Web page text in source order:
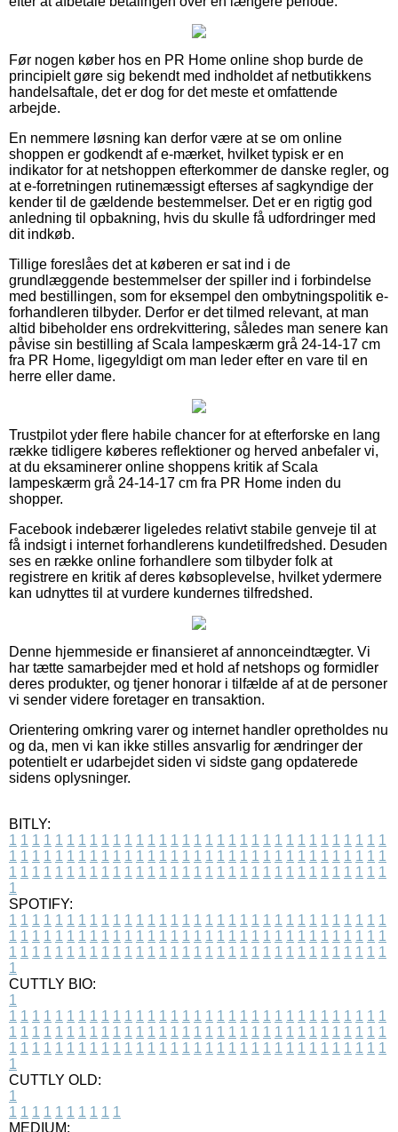
Før nogen køber hos en PR Home online shop burde de
principielt gøre sig bekendt med indholdet af netbutikkens
handelsaftale, det er dog for det meste et omfattende
arbejde.
En nemmere løsning kan derfor være at se om online
shoppen er godkendt af e-mærket, hvilket typisk er en
indikator for at netshoppen efterkommer de danske regler, og
at e-forretningen rutinemæssigt efterses af sagkyndige der
kender til de gældende bestemmelser. Det er en rigtig god
anledning til opbakning, hvis du skulle få udfordringer med
dit indkøb.
Tillige foreslåes det at køberen er sat ind i de
grundlæggende bestemmelser der spiller ind i forbindelse
med bestillingen, som for eksempel den ombytningspolitik e-
forhandleren tilbyder. Derfor er det tilmed relevant, at man
altid bibeholder ens ordrekvittering, således man senere kan
påvise sin bestilling af Scala lampeskærm grå 24-14-17 cm
fra PR Home, ligegyldigt om man leder efter en vare til en
herre eller dame.
Trustpilot yder flere habile chancer for at efterforske en lang
række tidligere køberes reflektioner og herved anbefaler vi,
at du eksaminerer online shoppens kritik af Scala
lampeskærm grå 24-14-17 cm fra PR Home inden du
shopper.
Facebook indebærer ligeledes relativt stabile genveje til at
få indsigt i internet forhandlerens kundetilfredshed. Desuden
ses en række online forhandlere som tilbyder folk at
registrere en kritik af deres købsoplevelse, hvilket ydermere
kan udnyttes til at vurdere kundernes tilfredshed.
Denne hjemmeside er finansieret af annonceindtægter. Vi
har tætte samarbejder med et hold af netshops og formidler
deres produkter, og tjener honorar i tilfælde af at de personer
vi sender videre foretager en transaktion.
Orientering omkring varer og internet handler opretholdes nu
og da, men vi kan ikke stilles ansvarlig for ændringer der
potentielt er udarbejdet siden vi sidste gang opdaterede
sidens oplysninger.
BITLY:
1 1 1 1 1 1 1 1 1 1 1 1 1 1 1 1 1 1 1 1 1 1 1 1 1 1 1 1 1 1 1 1 1
1 1 1 1 1 1 1 1 1 1 1 1 1 1 1 1 1 1 1 1 1 1 1 1 1 1 1 1 1 1 1 1 1
1 1 1 1 1 1 1 1 1 1 1 1 1 1 1 1 1 1 1 1 1 1 1 1 1 1 1 1 1 1 1 1 1
1
SPOTIFY:
1 1 1 1 1 1 1 1 1 1 1 1 1 1 1 1 1 1 1 1 1 1 1 1 1 1 1 1 1 1 1 1 1
1 1 1 1 1 1 1 1 1 1 1 1 1 1 1 1 1 1 1 1 1 1 1 1 1 1 1 1 1 1 1 1 1
1 1 1 1 1 1 1 1 1 1 1 1 1 1 1 1 1 1 1 1 1 1 1 1 1 1 1 1 1 1 1 1 1
1
CUTTLY BIO:
1
1 1 1 1 1 1 1 1 1 1 1 1 1 1 1 1 1 1 1 1 1 1 1 1 1 1 1 1 1 1 1 1 1
1 1 1 1 1 1 1 1 1 1 1 1 1 1 1 1 1 1 1 1 1 1 1 1 1 1 1 1 1 1 1 1 1
1 1 1 1 1 1 1 1 1 1 1 1 1 1 1 1 1 1 1 1 1 1 1 1 1 1 1 1 1 1 1 1 1
1
CUTTLY OLD:
1
1 1 1 1 1 1 1 1 1 1
MEDIUM: